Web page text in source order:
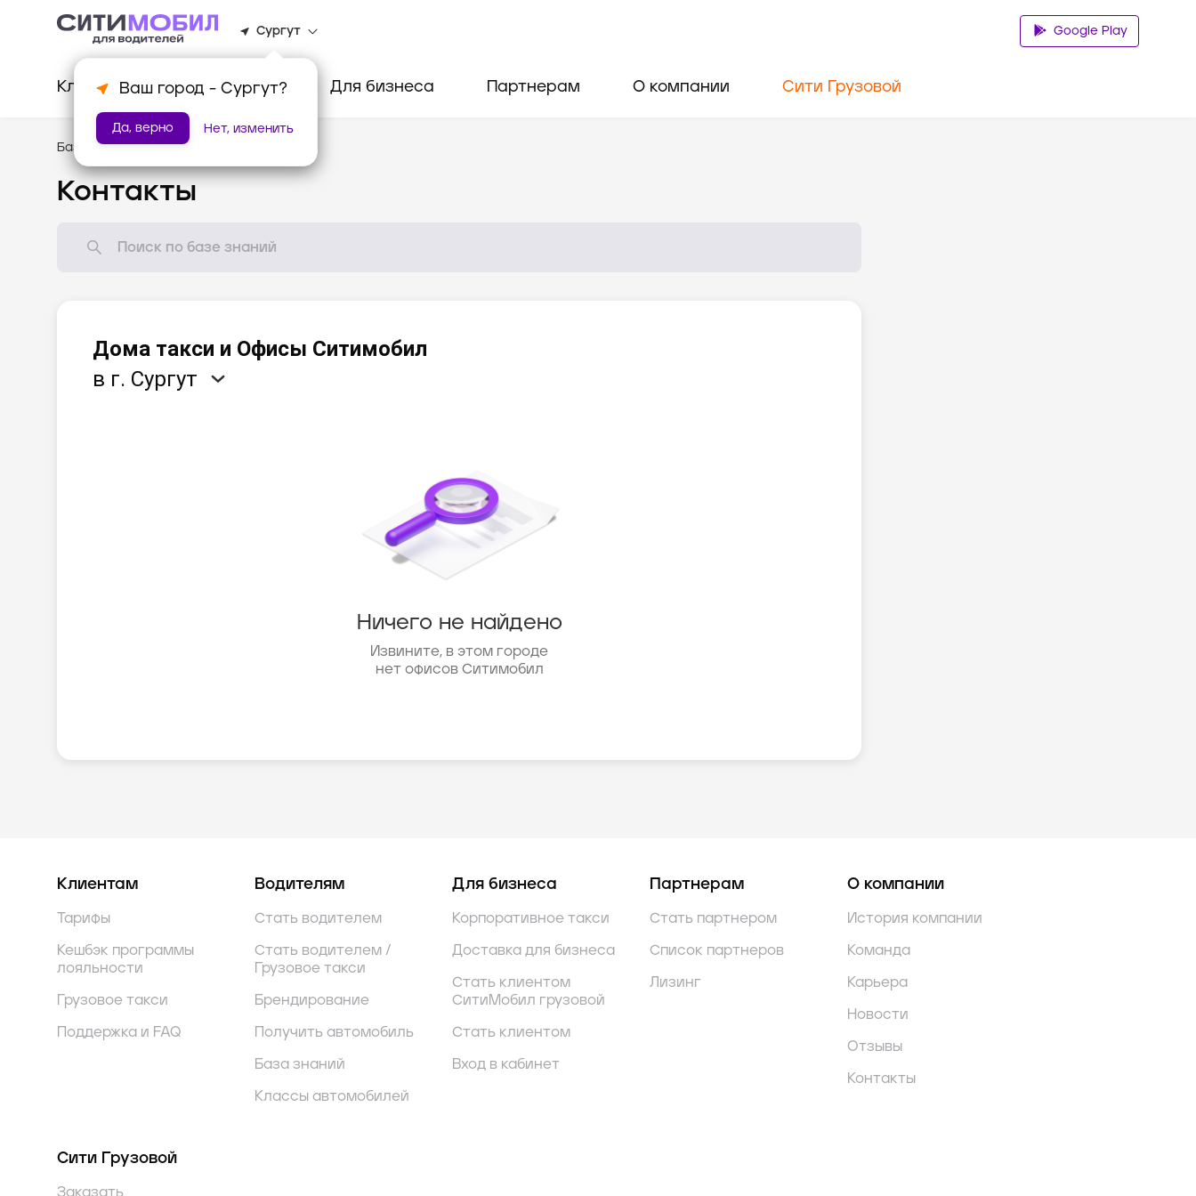
Сургут
Ваш город - Сургут?
Да, верно Нет, изменить
Google Play
Клиентам Водителям Для бизнеса Партнерам О компании Сити Грузовой
База знаний /Помощь
Контакты
Дома такси и Офисы Ситимобил
в г. Сургут
Ничего не найдено
Извините, в этом городе
нет офисов Ситимобил
Клиентам
Тарифы
Кешбэк программы
лояльности
Грузовое такси
Поддержка и FAQ
Водителям
Стать водителем
Стать водителем /
Грузовое такси
Брендирование
Получить автомобиль
База знаний
Классы автомобилей
Для бизнеса
Корпоративное такси
Доставка для бизнеса
Стать клиентом
СитиМобил грузовой
Стать клиентом
Вход в кабинет
Партнерам
Стать партнером
Список партнеров
Лизинг
О компании
История компании
Команда
Карьера
Новости
Отзывы
Контакты
Сити Грузовой
Заказать